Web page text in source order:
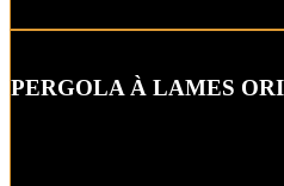
PERGOLA À LAMES